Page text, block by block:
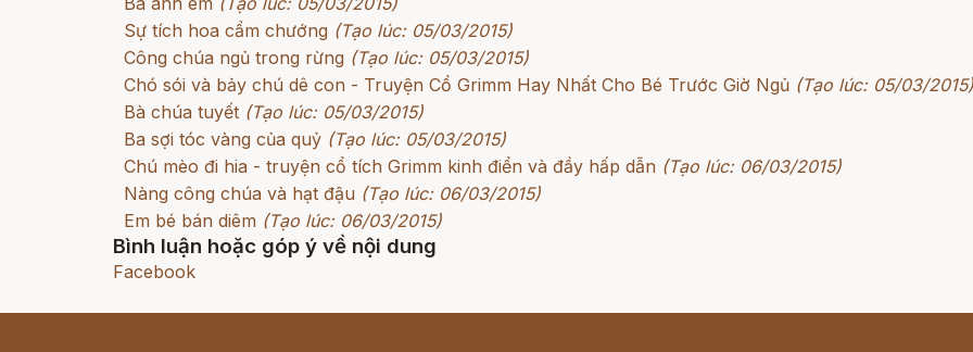
Sự tích hoa cẩm chướng (Tạo lúc: 05/03/2015)
Công chúa ngủ trong rừng (Tạo lúc: 05/03/2015)
Chó sói và bảy chú dê con - Truyện Cổ Grimm Hay Nhất Cho Bé Trước Giờ Ngủ (Tạo lúc: 05/03/2015)
Bà chúa tuyết (Tạo lúc: 05/03/2015)
Ba sợi tóc vàng của quỷ (Tạo lúc: 05/03/2015)
Chú mèo đi hia - truyện cổ tích Grimm kinh điển và đầy hấp dẫn (Tạo lúc: 06/03/2015)
Nàng công chúa và hạt đậu (Tạo lúc: 06/03/2015)
Em bé bán diêm (Tạo lúc: 06/03/2015)
Bình luận hoặc góp ý về nội dung
Facebook